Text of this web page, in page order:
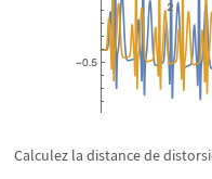
Calculez la distance de